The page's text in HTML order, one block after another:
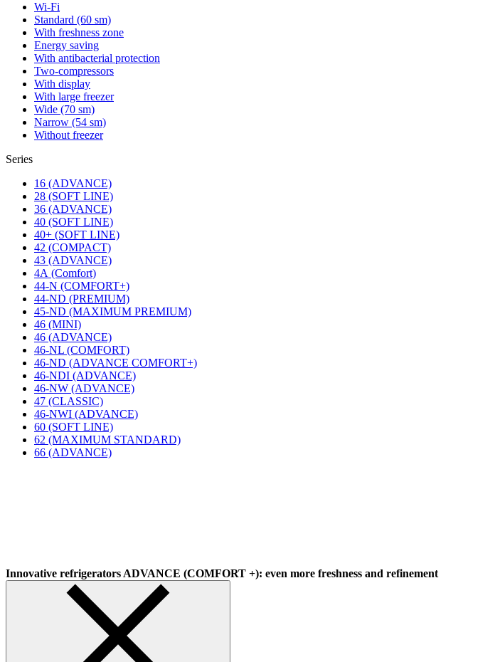
Wi-Fi
Standard (60 sm)
With freshness zone
Energy saving
With antibacterial protection
Two-compressors
With display
With large freezer
Wide (70 sm)
Narrow (54 sm)
Without freezer
Series
16 (ADVANCE)
28 (SOFT LINE)
36 (ADVANCE)
40 (SOFT LINE)
40+ (SOFT LINE)
42 (COMPACT)
43 (ADVANCE)
4А (Comfort)
44-N (COMFORT+)
44-ND (PREMIUM)
45-ND (MAXIMUM PREMIUM)
46 (MINI)
46 (ADVANCE)
46-NL (COMFORT)
46-ND (ADVANCE COMFORT+)
46-NDI (ADVANCE)
46-NW (ADVANCE)
47 (CLASSIC)
46-NWI (ADVANCE)
60 (SOFT LINE)
62 (MAXIMUM STANDARD)
66 (ADVANCE)
Innovative refrigerators ADVANCE (COMFORT +): even more freshness and refinement